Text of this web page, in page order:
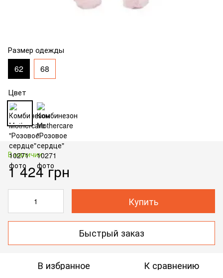
Размер одежды
62 68
Цвет
В наличии
1 424 грн
Купить
Быстрый заказ
В избранное К сравнению